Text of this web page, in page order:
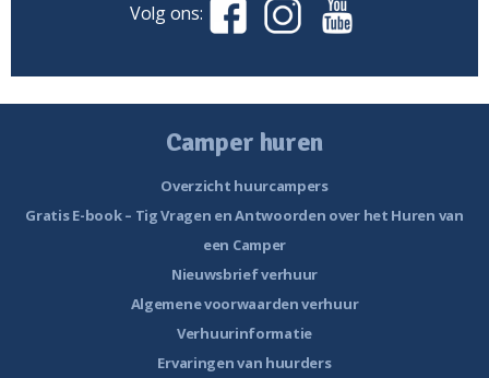
Volg ons:
Camper huren
Overzicht huurcampers
Gratis E-book – Tig Vragen en Antwoorden over het Huren van
een Camper
Nieuwsbrief verhuur
Algemene voorwaarden verhuur
Verhuurinformatie
Ervaringen van huurders